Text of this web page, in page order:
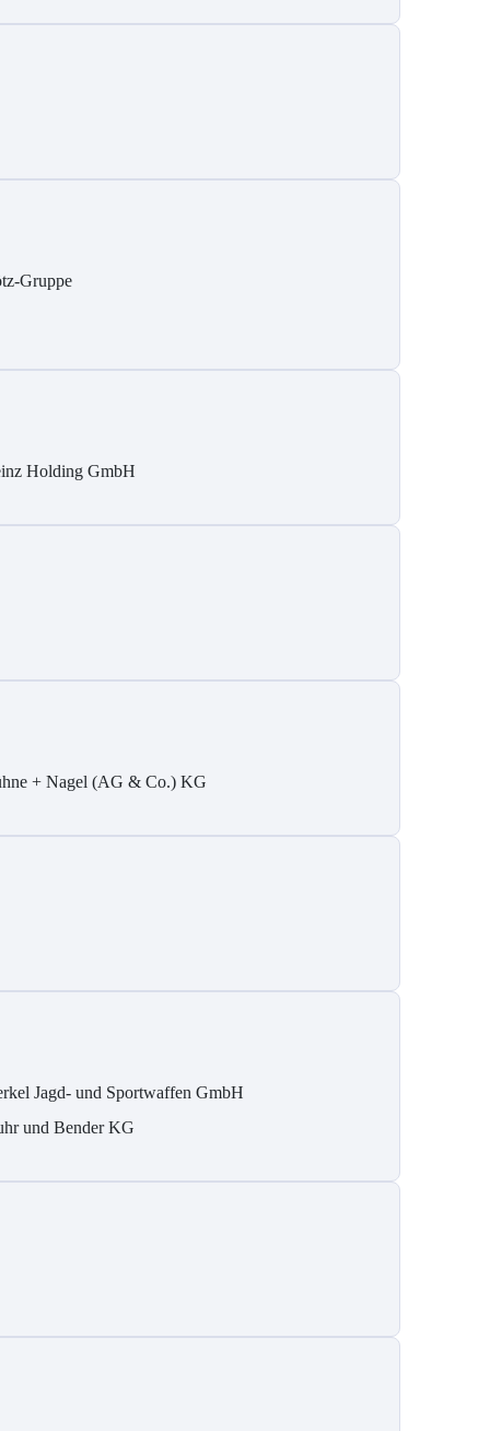
Gruppe
Holding GmbH
+ Nagel (AG & Co.) KG
Jagd- und Sportwaffen GmbH
und Bender KG